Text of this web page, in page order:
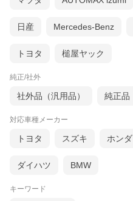
日産 Mercedes-Benz
トヨタ 槌屋ヤック
純正/社外
社外品（汎用品） 純正品
対応車種メーカー
トヨタ スズキ ホンダ
ダイハツ BMW
キーワード